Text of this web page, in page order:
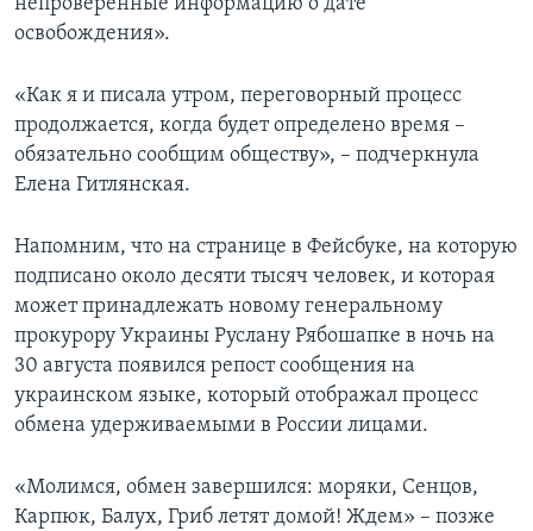
непроверенные информацию о дате
освобождения».
«Как я и писала утром, переговорный процесс
продолжается, когда будет определено время –
обязательно сообщим обществу», – подчеркнула
Елена Гитлянская.
Напомним, что на странице в Фейсбуке, на которую
подписано около десяти тысяч человек, и которая
может принадлежать новому генеральному
прокурору Украины Руслану Рябошапке в ночь на
30 августа появился репост сообщения на
украинском языке, который отображал процесс
обмена удерживаемыми в России лицами.
«Молимся, обмен завершился: моряки, Сенцов,
Карпюк, Балух, Гриб летят домой! Ждем» – позже